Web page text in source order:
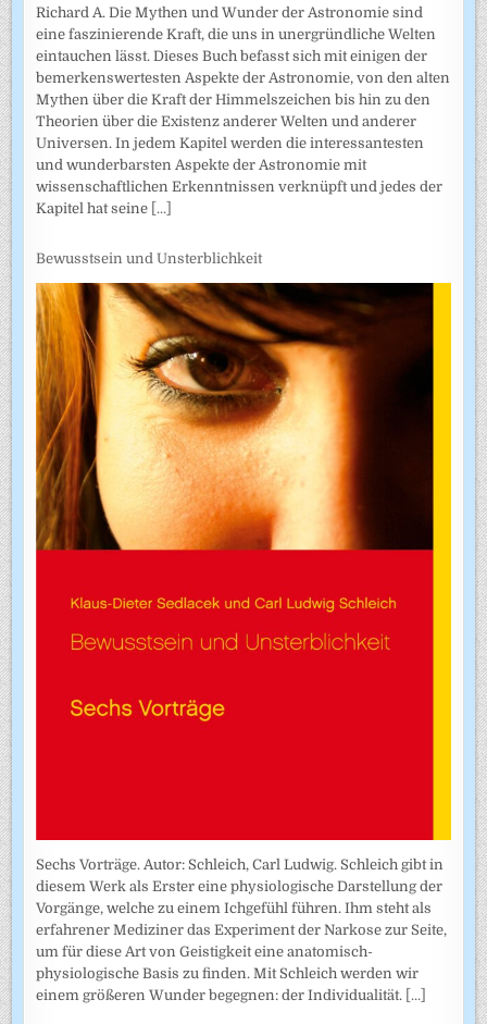
Richard A. Die Mythen und Wunder der Astronomie sind
eine faszinierende Kraft, die uns in unergründliche Welten
eintauchen lässt. Dieses Buch befasst sich mit einigen der
bemerkenswertesten Aspekte der Astronomie, von den alten
Mythen über die Kraft der Himmelszeichen bis hin zu den
Theorien über die Existenz anderer Welten und anderer
Universen. In jedem Kapitel werden die interessantesten
und wunderbarsten Aspekte der Astronomie mit
wissenschaftlichen Erkenntnissen verknüpft und jedes der
Kapitel hat seine [...]
Bewusstsein und Unsterblichkeit
Sechs Vorträge. Autor: Schleich, Carl Ludwig. Schleich gibt in
diesem Werk als Erster eine physiologische Darstellung der
Vorgänge, welche zu einem Ichgefühl führen. Ihm steht als
erfahrener Mediziner das Experiment der Narkose zur Seite,
um für diese Art von Geistigkeit eine anatomisch-
physiologische Basis zu finden. Mit Schleich werden wir
einem größeren Wunder begegnen: der Individualität. [...]